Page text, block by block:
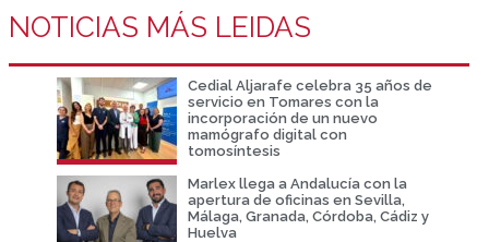
NOTICIAS MÁS LEIDAS
Cedial Aljarafe celebra 35 años de
servicio en Tomares con la
incorporación de un nuevo
mamógrafo digital con
tomosíntesis
Marlex llega a Andalucía con la
apertura de oficinas en Sevilla,
Málaga, Granada, Córdoba, Cádiz y
Huelva